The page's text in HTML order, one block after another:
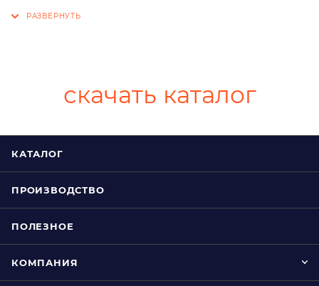
скачать каталог
КАТАЛОГ
ПРОИЗВОДСТВО
ПОЛЕЗНОЕ
КОМПАНИЯ